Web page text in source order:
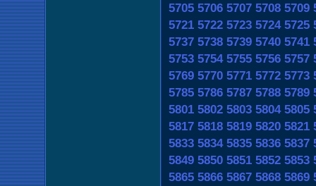
5705 5706 5707 5708 5709
5721 5722 5723 5724 5725
5737 5738 5739 5740 5741
5753 5754 5755 5756 5757
5769 5770 5771 5772 5773
5785 5786 5787 5788 5789
5801 5802 5803 5804 5805
5817 5818 5819 5820 5821
5833 5834 5835 5836 5837
5849 5850 5851 5852 5853
5865 5866 5867 5868 5869